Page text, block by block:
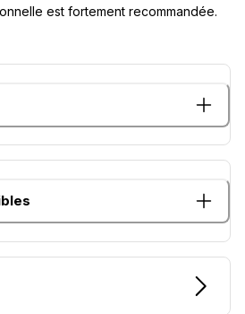
est fortement recommandée.